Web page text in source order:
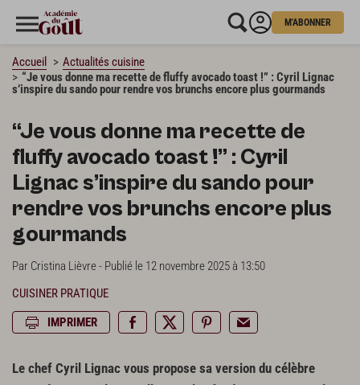
M'ABONNER
Accueil
Actualités cuisine
“Je vous donne ma recette de fluffy avocado toast !” : Cyril Lignac
s’inspire du sando pour rendre vos brunchs encore plus gourmands
“Je vous donne ma recette de
fluffy avocado toast !” : Cyril
Lignac s’inspire du sando pour
rendre vos brunchs encore plus
gourmands
Par Cristina Lièvre - Publié le 12 novembre 2025 à 13:50
CUISINER PRATIQUE
IMPRIMER
Le chef Cyril Lignac vous propose sa version du célèbre